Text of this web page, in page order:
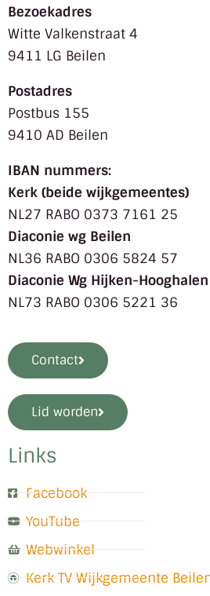
Bezoekadres
Witte Valkenstraat 4
9411 LG Beilen
Postadres
Postbus 155
9410 AD Beilen
IBAN nummers:
Kerk (beide wijkgemeentes)
NL27 RABO 0373 7161 25
Diaconie wg Beilen
NL36 RABO 0306 5824 57
Diaconie Wg Hijken-Hooghalen
NL73 RABO 0306 5221 36
Contact
Lid worden
Links
Facebook
YouTube
Webwinkel
Kerk TV Wijkgemeente